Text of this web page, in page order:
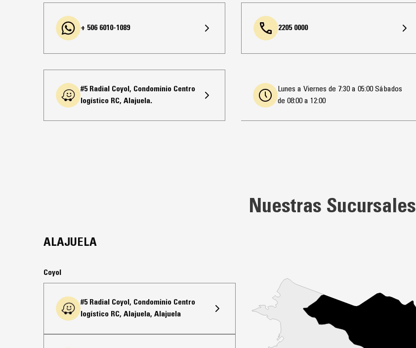
+ 506 6010-1089 2205 0000
#5 Radial Coyol, Condominio Centro
logístico RC, Alajuela.
Lunes a Viernes de 7:30 a 05:00 Sábados
de 08:00 a 12:00
Nuestras Sucursales
ALAJUELA
Coyol
#5 Radial Coyol, Condominio Centro
logístico RC, Alajuela, Alajuela